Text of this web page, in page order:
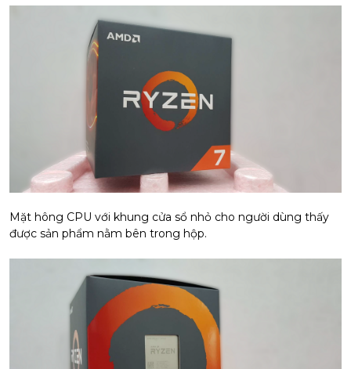
Mặt hông CPU với khung cửa sổ nhỏ cho người dùng thấy
được sản phẩm nằm bên trong hộp.